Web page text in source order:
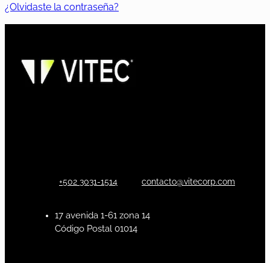
¿Olvidaste la contraseña?
+502 3031-1514 contacto@vitecorp.com
17 avenida 1-61 zona 14
Código Postal 01014